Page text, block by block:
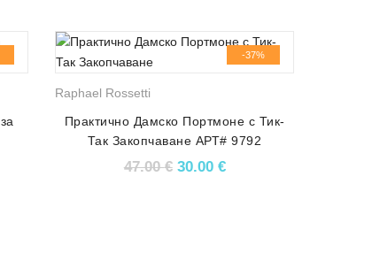
67.00 €.
цена е: 49.00 €.
-37%
Raphael Rossetti
Практично Дамско Портмоне с Тик-
Так Закопчаване АРТ# 9792
47.00€ Original price was: 47.00 €.
30.00 €Текущата цена е: